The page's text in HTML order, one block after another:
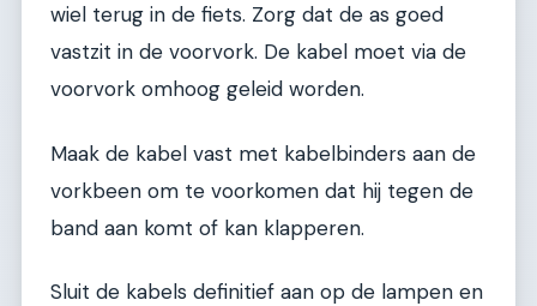
wiel terug in de fiets. Zorg dat de as goed
vastzit in de voorvork. De kabel moet via de
voorvork omhoog geleid worden.
Maak de kabel vast met kabelbinders aan de
vorkbeen om te voorkomen dat hij tegen de
band aan komt of kan klapperen.
Sluit de kabels definitief aan op de lampen en